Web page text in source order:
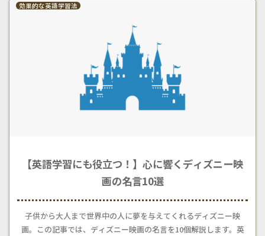
効果的な英語学習法
【英語学習にも役立つ！】心に響くディズニー映
画の名言10選
子供から大人まで世界中の人に夢を与えてくれるディズニー映
画。この記事では、ディズニー映画の名言を10個解説します。英